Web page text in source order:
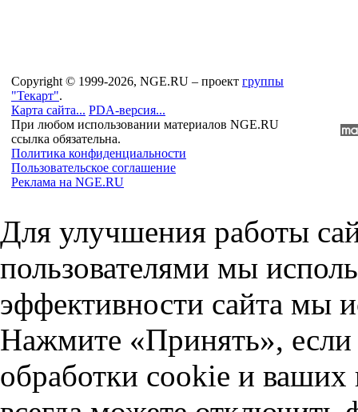
Copyright © 1999-2026, NGE.RU – проект группы
"Текарт".
Карта сайта... PDA-версия...
При любом использовании материалов NGE.RU
ссылка обязательна.
Политика конфиденциальности
Пользовательское соглашение
Реклама на NGE.RU
Для улучшения работы
пользователями мы
эффективности сайта мы
Нажмите «Принять», если
обработки cookie и